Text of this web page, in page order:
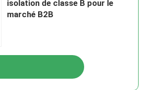
isolation de classe B pour le
marché B2B